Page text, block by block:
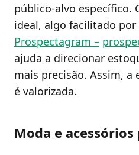
público-alvo específico.
ideal, algo facilitado
Prospectagram –
ajuda a direcionar
mais precisão. Assim, a
é valorizada.
Moda e